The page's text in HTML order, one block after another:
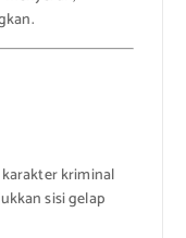
kriminal
sisi gelap